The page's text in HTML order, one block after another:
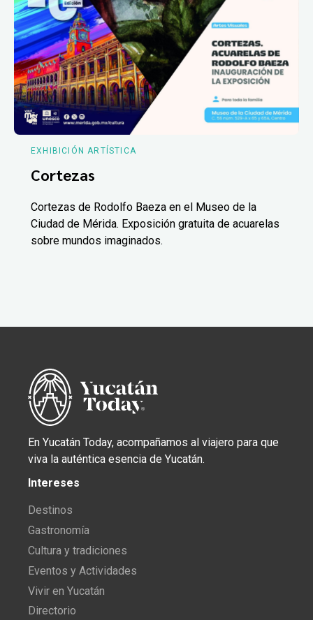
EXHIBICIÓN ARTÍSTICA
Cortezas
Cortezas de Rodolfo Baeza en el Museo de la
Ciudad de Mérida. Exposición gratuita de acuarelas
sobre mundos imaginados.
En Yucatán Today, acompañamos al viajero para que
viva la auténtica esencia de Yucatán.
Intereses
Destinos
Gastronomía
Cultura y tradiciones
Eventos y Actividades
Vivir en Yucatán
Directorio